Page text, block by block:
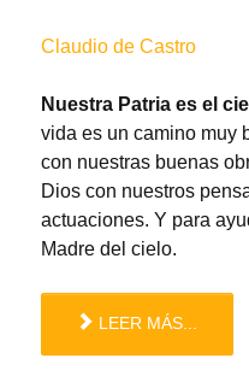
Claudio de Castro
Nuestra Patria es el
vida es un camino muy
con nuestras buenas
Dios con nuestros
actuaciones. Y para
Madre del cielo.
LEER MÁS...